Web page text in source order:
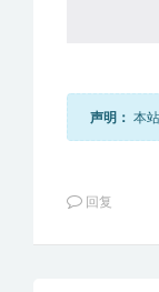
声明： 本
回复